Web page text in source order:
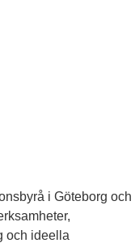
i Göteborg och
och ideella